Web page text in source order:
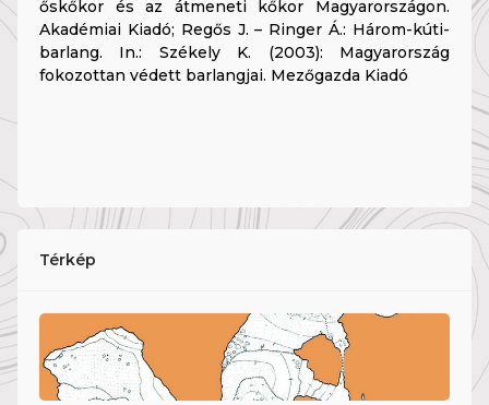
őskőkor és az átmeneti kőkor Magyarországon.
Akadémiai Kiadó; Regős J. – Ringer Á.: Három-kúti-
barlang. In.: Székely K. (2003): Magyarország
fokozottan védett barlangjai. Mezőgazda Kiadó
Térkép